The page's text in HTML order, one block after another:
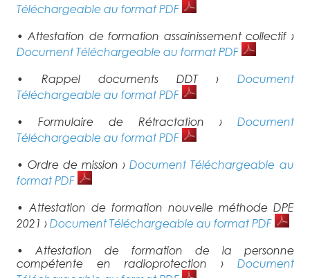
Téléchargeable au format PDF
• Attestation de formation assainissement collectif ›
Document Téléchargeable au format PDF
• Rappel documents DDT › Document
Téléchargeable au format PDF
• Formulaire de Rétractation › Document
Téléchargeable au format PDF
• Ordre de mission ›Document Téléchargeable au
format PDF
• Attestation de formation nouvelle méthode DPE
2021 › Document Téléchargeable au format PDF
• Attestation de formation de la personne
compétente en radioprotection › Document